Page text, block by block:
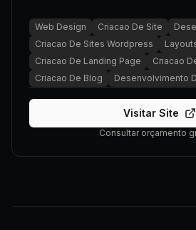
Web Design Criacao De Site
Criacao De Sites Wordpress
Criacao De Landing Page
Criacao
Criacao De Blog
Desenvolvimento
Visitar Site
Consultar orçamento